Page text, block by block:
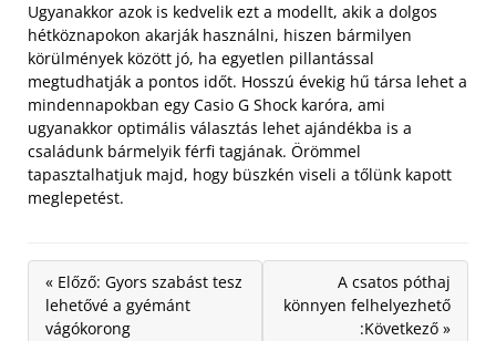
Ugyanakkor azok is kedvelik ezt a modellt, akik a dolgos
hétköznapokon akarják használni, hiszen bármilyen
körülmények között jó, ha egyetlen pillantással
megtudhatják a pontos időt. Hosszú évekig hű társa lehet a
mindennapokban egy Casio G Shock karóra, ami
ugyanakkor optimális választás lehet ajándékba is a
családunk bármelyik férfi tagjának. Örömmel
tapasztalhatjuk majd, hogy büszkén viseli a tőlünk kapott
meglepetést.
« Előző: Gyors szabást tesz
lehetővé a gyémánt
vágókorong
A csatos póthaj
könnyen felhelyezhető
:Következő »